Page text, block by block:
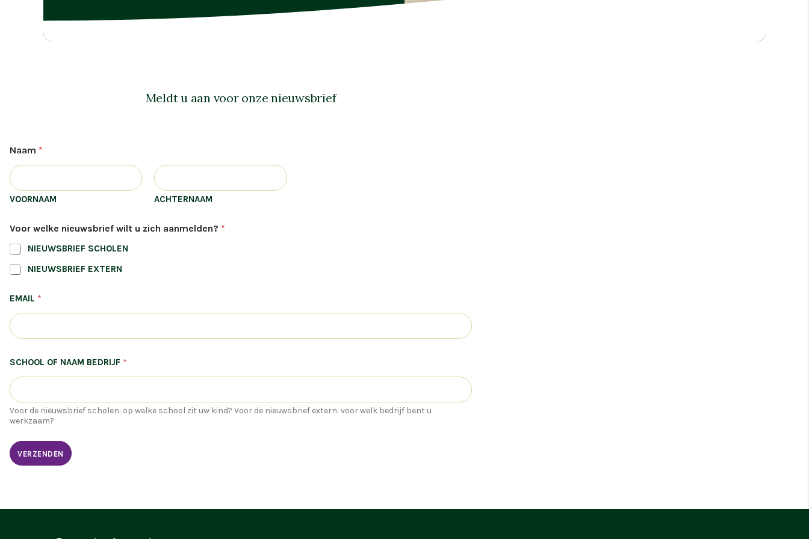
Meldt u aan voor onze nieuwsbrief
Naam *
VOORNAAM ACHTERNAAM
Voor welke nieuwsbrief wilt u zich aanmelden? *
NIEUWSBRIEF SCHOLEN
NIEUWSBRIEF EXTERN
O
R
W
T
E
D
R
I
F
EMAIL *
SCHOOL OF NAAM BEDRIJF *
Voor de nieuwsbrief scholen: op welke school zit uw kind? Voor de nieuwsbrief extern: voor welk bedrijf bent u
werkzaam?
VERZENDEN